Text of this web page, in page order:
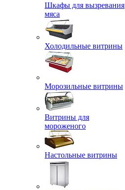
Шкафы для вызревания
мяса
Холодильные витрины
Морозильные витрины
Витрины для
мороженого
Настольные витрины